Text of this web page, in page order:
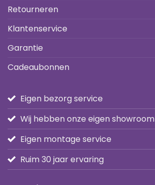
Retourneren
Klantenservice
Garantie
Cadeaubonnen
Eigen bezorg service
Wij hebben onze eigen showroom
Eigen montage service
Ruim 30 jaar ervaring